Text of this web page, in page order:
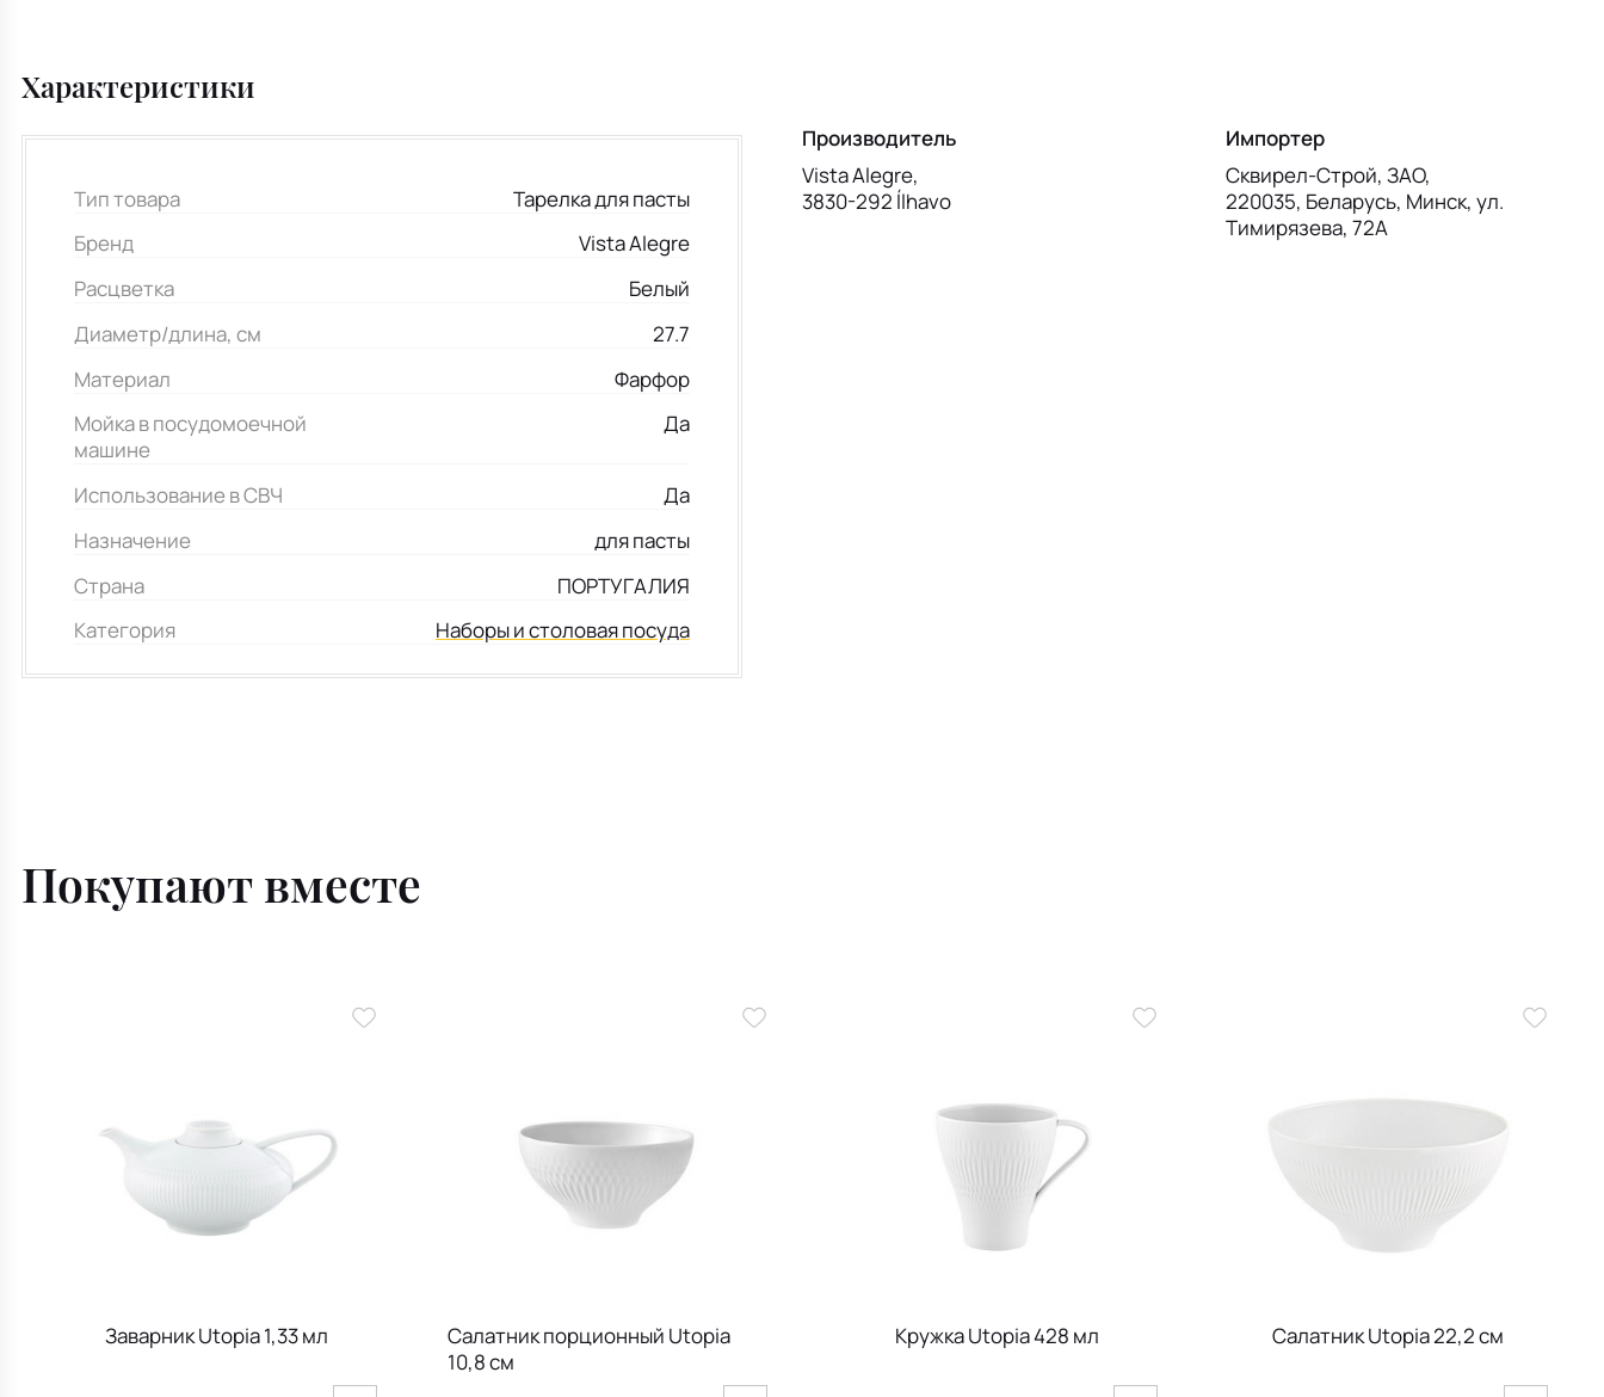
Характеристики
Тип товара
Тарелка для пасты
Бренд
Vista Alegre
Расцветка
Белый
Диаметр/длина, см
27.7
Материал
Фарфор
Мойка в посудомоечной
машине
Да
Использование в СВЧ
Да
Назначение
для пасты
Страна
ПОРТУГАЛИЯ
Категория
Наборы и столовая посуда
Производитель
Vista Alegre,
3830-292 Ílhavo
Импортер
Сквирел-Строй, ЗАО,
220035, Беларусь, Минск, ул.
Тимирязева, 72А
Покупают вместе
Заварник Utopia 1,33 мл
Салатник порционный Utopia
10,8 см
Кружка Utopia 428 мл Салатник Utopia 22,2 см